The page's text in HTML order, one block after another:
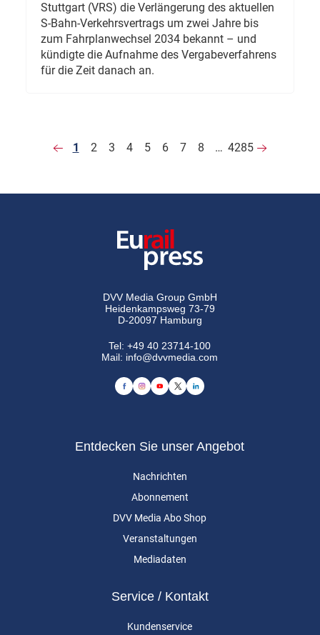
Stuttgart (VRS) die Verlängerung des aktuellen
S-Bahn-Verkehrsvertrags um zwei Jahre bis
zum Fahrplanwechsel 2034 bekannt – und
kündigte die Aufnahme des Vergabeverfahrens
für die Zeit danach an.
1 2 3 4 5 6 7 8 … 4285
DVV Media Group GmbH
Heidenkampsweg 73-79
D-20097 Hamburg
Tel:+49 40 23714-100
Mail: info@dvvmedia.com
Entdecken Sie unser Angebot
Nachrichten
Abonnement
DVV Media Abo Shop
Veranstaltungen
Mediadaten
Service / Kontakt
Kundenservice